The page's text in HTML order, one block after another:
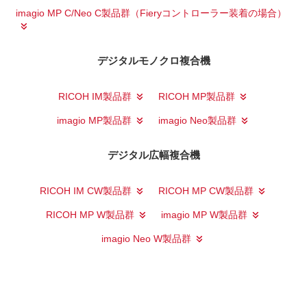
imagio MP C/Neo C製品群（Fieryコントローラー装着の場合）
デジタルモノクロ複合機
RICOH IM製品群 RICOH MP製品群
imagio MP製品群 imagio Neo製品群
デジタル広幅複合機
RICOH IM CW製品群 RICOH MP CW製品群
RICOH MP W製品群 imagio MP W製品群
imagio Neo W製品群